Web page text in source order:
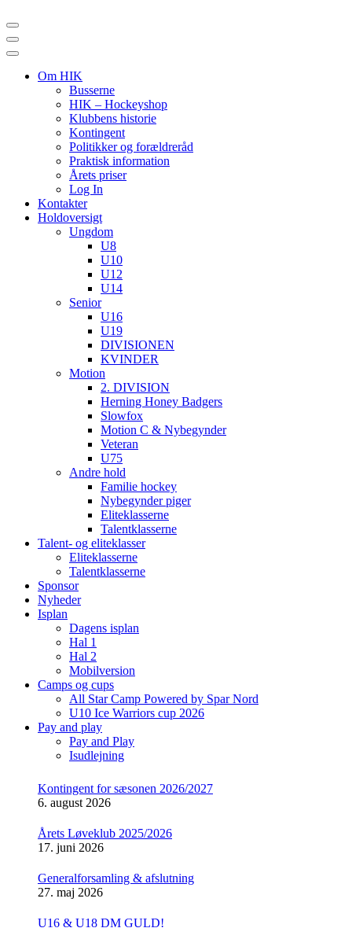
Navigation
menu
Navigation
menu
Om HIK
Busserne
HIK – Hockeyshop
Klubbens historie
Kontingent
Politikker og forældreråd
Praktisk information
Årets priser
Log In
Kontakter
Holdoversigt
Ungdom
U8
U10
U12
U14
Senior
U16
U19
DIVISIONEN
KVINDER
Motion
2. DIVISION
Herning Honey Badgers
Slowfox
Motion C & Nybegynder
Veteran
U75
Andre hold
Familie hockey
Nybegynder piger
Eliteklasserne
Talentklasserne
Talent- og eliteklasser
Eliteklasserne
Talentklasserne
Sponsor
Nyheder
Isplan
Dagens isplan
Hal 1
Hal 2
Mobilversion
Camps og cups
All Star Camp Powered by Spar Nord
U10 Ice Warriors cup 2026
Pay and play
Pay and Play
Isudlejning
Kontingent for sæsonen 2026/2027
6. august 2026
Årets Løveklub 2025/2026
17. juni 2026
Generalforsamling & afslutning
27. maj 2026
U16 & U18 DM GULD!